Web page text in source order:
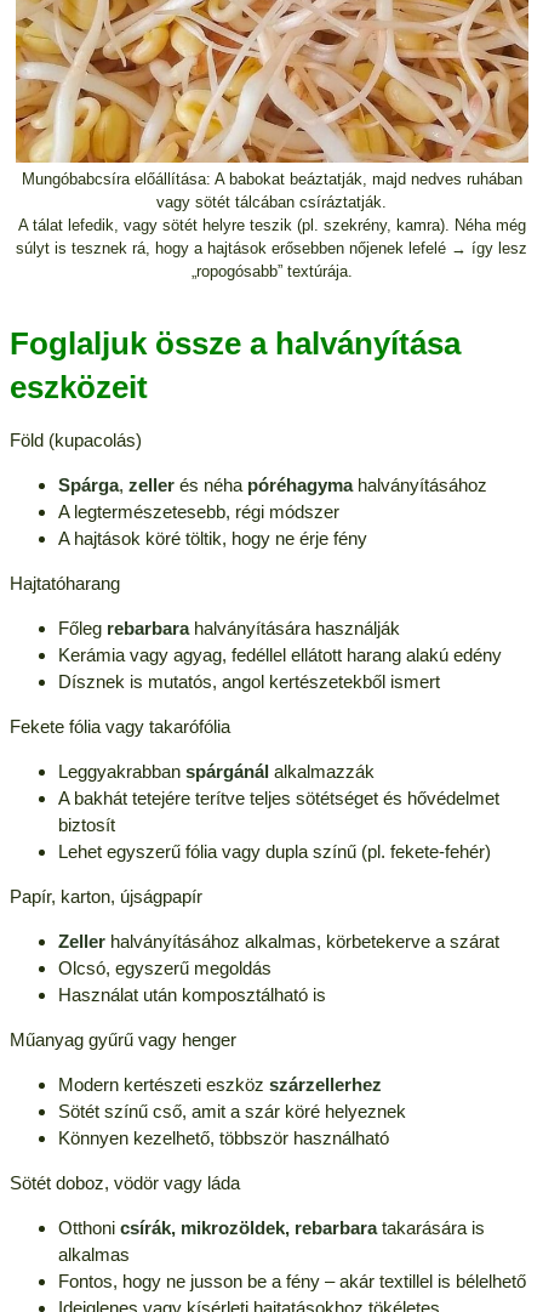
Mungóbabcsíra előállítása: A babokat beáztatják, majd nedves ruhában
vagy sötét tálcában csíráztatják.
A tálat lefedik, vagy sötét helyre teszik (pl. szekrény, kamra). Néha még
súlyt is tesznek rá, hogy a hajtások erősebben nőjenek lefelé → így lesz
„ropogósabb” textúrája.
Foglaljuk össze a halványítása
eszközeit
Föld (kupacolás)
Spárga, zellerés néha póréhagymahalványításához
A legtermészetesebb, régi módszer
A hajtások köré töltik, hogy ne érje fény
Hajtatóharang
Főleg rebarbarahalványítására használják
Kerámia vagy agyag, fedéllel ellátott harang alakú edény
Dísznek is mutatós, angol kertészetekből ismert
Fekete fólia vagy takarófólia
Leggyakrabban spárgánálalkalmazzák
A bakhát tetejére terítve teljes sötétséget és hővédelmet
biztosít
Lehet egyszerű fólia vagy dupla színű (pl. fekete-fehér)
Papír, karton, újságpapír
Zellerhalványításához alkalmas, körbetekerve a szárat
Olcsó, egyszerű megoldás
Használat után komposztálható is
Műanyag gyűrű vagy henger
Modern kertészeti eszköz szárzellerhez
Sötét színű cső, amit a szár köré helyeznek
Könnyen kezelhető, többször használható
Sötét doboz, vödör vagy láda
Otthoni csírák, mikrozöldek, rebarbaratakarására is
alkalmas
Fontos, hogy ne jusson be a fény – akár textillel is bélelhető
Ideiglenes vagy kísérleti hajtatásokhoz tökéletes